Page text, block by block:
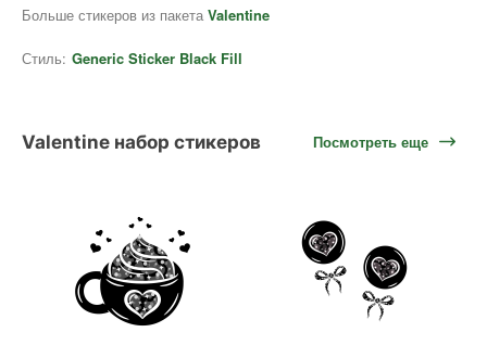
Больше стикеров из пакета Valentine
Стиль: Generic Sticker Black Fill
Valentine набор стикеров Посмотреть еще